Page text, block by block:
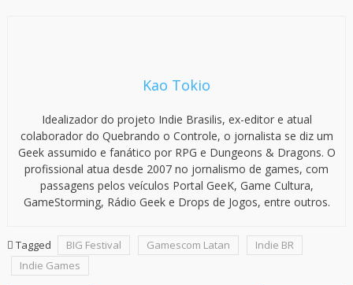
Kao Tokio
Idealizador do projeto Indie Brasilis, ex-editor e atual
colaborador do Quebrando o Controle, o jornalista se diz um
Geek assumido e fanático por RPG e Dungeons & Dragons. O
profissional atua desde 2007 no jornalismo de games, com
passagens pelos veículos Portal GeeK, Game Cultura,
GameStorming, Rádio Geek e Drops de Jogos, entre outros.
Tagged BIG Festival Gamescom Latan
Indie BR
Indie Games